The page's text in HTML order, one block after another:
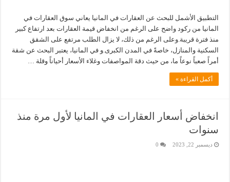
التطبيق الأشمل للبحث عن العقارات في المانيا يعاني سوق العقارات في
المانيا من ركود واضح على الرغم من انخفاض قيمة العقارات بعد ارتفاع كبير
منذ فترة قريبة.وعلى الرغم من ذلك، لا يزال الطلب مرتفع على الشقق
السكنية والمنازل، خاصةً في المدن الكبرى.و في المانيا، يعتبر البحث عن شقة
أمراً صعباً نوعاً ما، من حيث دقة المواصفات وغلاء الأسعار أحياناً وقلة …
أكمل القراءة »
انخفاض أسعار العقارات في المانيا لأول مرة منذ
سنوات
ديسمبر 22, 2023 0